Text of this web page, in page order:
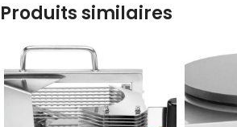
Produits similaires